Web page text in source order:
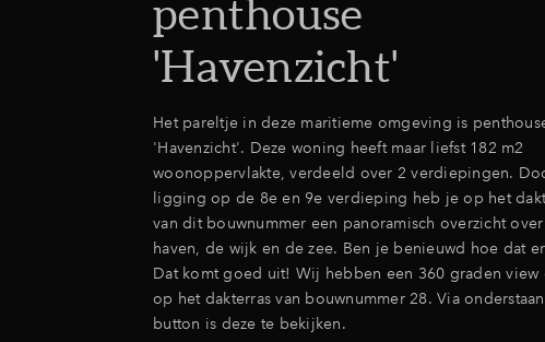
penthouse
'Havenzicht'
Het pareltje in deze maritieme omgeving is
'Havenzicht'. Deze woning heeft maar liefst 182 m2
woonoppervlakte, verdeeld over 2 verdiepingen.
ligging op de 8e en 9e verdieping heb je op het
van dit bouwnummer een panoramisch overzicht
haven, de wijk en de zee. Ben je benieuwd hoe dat
Dat komt goed uit! Wij hebben een 360 graden view
op het dakterras van bouwnummer 28. Via
button is deze te bekijken.